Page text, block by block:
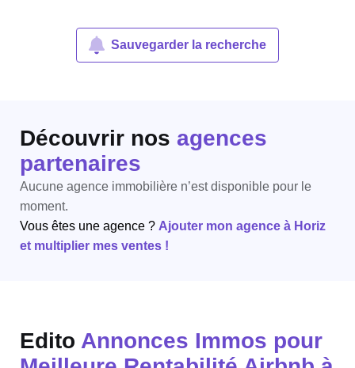
Sauvegarder la recherche
Découvrir nos agences
partenaires
Aucune agence immobilière n’est disponible pour le
moment.
Vous êtes une agence ? Ajouter mon agence à Horiz
et multiplier mes ventes !
Edito Annonces Immos pour